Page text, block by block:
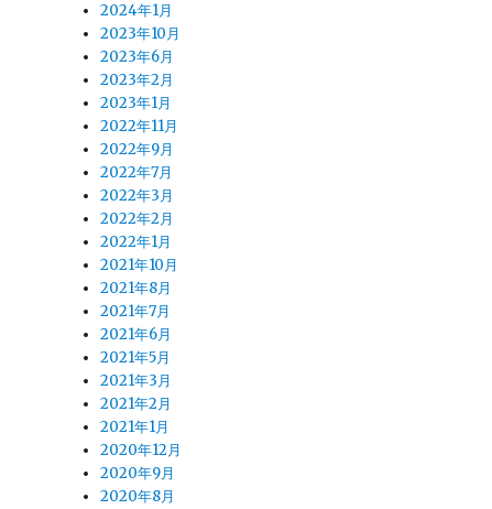
2024年1月
2023年10月
2023年6月
2023年2月
2023年1月
2022年11月
2022年9月
2022年7月
2022年3月
2022年2月
2022年1月
2021年10月
2021年8月
2021年7月
2021年6月
2021年5月
2021年3月
2021年2月
2021年1月
2020年12月
2020年9月
2020年8月